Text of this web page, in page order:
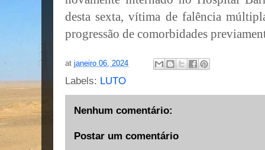
desta sexta, vítima de falência
progressão de comorbidades
at janeiro 06, 2024
Labels: LUTO
Nenhum comentário:
Postar um comentário